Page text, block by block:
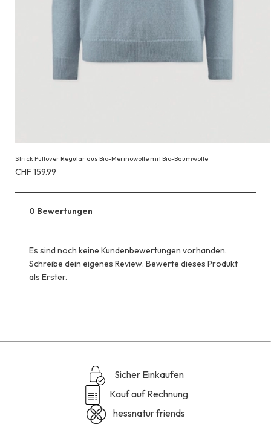
Strick Pullover Regular aus Bio-Merinowolle mit Bio-Baumwolle
Erhältlich
CHF 159.99
CHF 159.99
0 Bewertungen
Es sind noch keine Kundenbewertungen vorhanden.
Schreibe dein eigenes Review. Bewerte dieses Produkt
als Erster.
Sicher Einkaufen
Kauf auf Rechnung
hessnatur friends